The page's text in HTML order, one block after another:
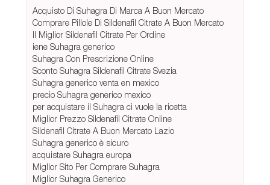
Acquisto Di Suhagra Di Marca A Buon Mercato
Comprare Pillole Di Sildenafil Citrate A Buon Mercato
Il Miglior Sildenafil Citrate Per Ordine
iene Suhagra generico
Suhagra Con Prescrizione Online
Sconto Suhagra Sildenafil Citrate Svezia
Suhagra generico venta en mexico
precio Suhagra generico mexico
per acquistare il Suhagra ci vuole la ricetta
Miglior Prezzo Sildenafil Citrate Online
Sildenafil Citrate A Buon Mercato Lazio
Suhagra generico è sicuro
acquistare Suhagra europa
Miglior Sito Per Comprare Suhagra
Miglior Suhagra Generico